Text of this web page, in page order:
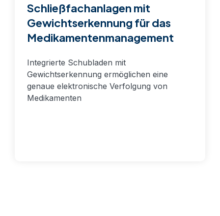
Schließfachanlagen mit
Gewichtserkennung für das
Medikamentenmanagement
Integrierte Schubladen mit
Gewichtserkennung ermöglichen eine
genaue elektronische Verfolgung von
Medikamenten